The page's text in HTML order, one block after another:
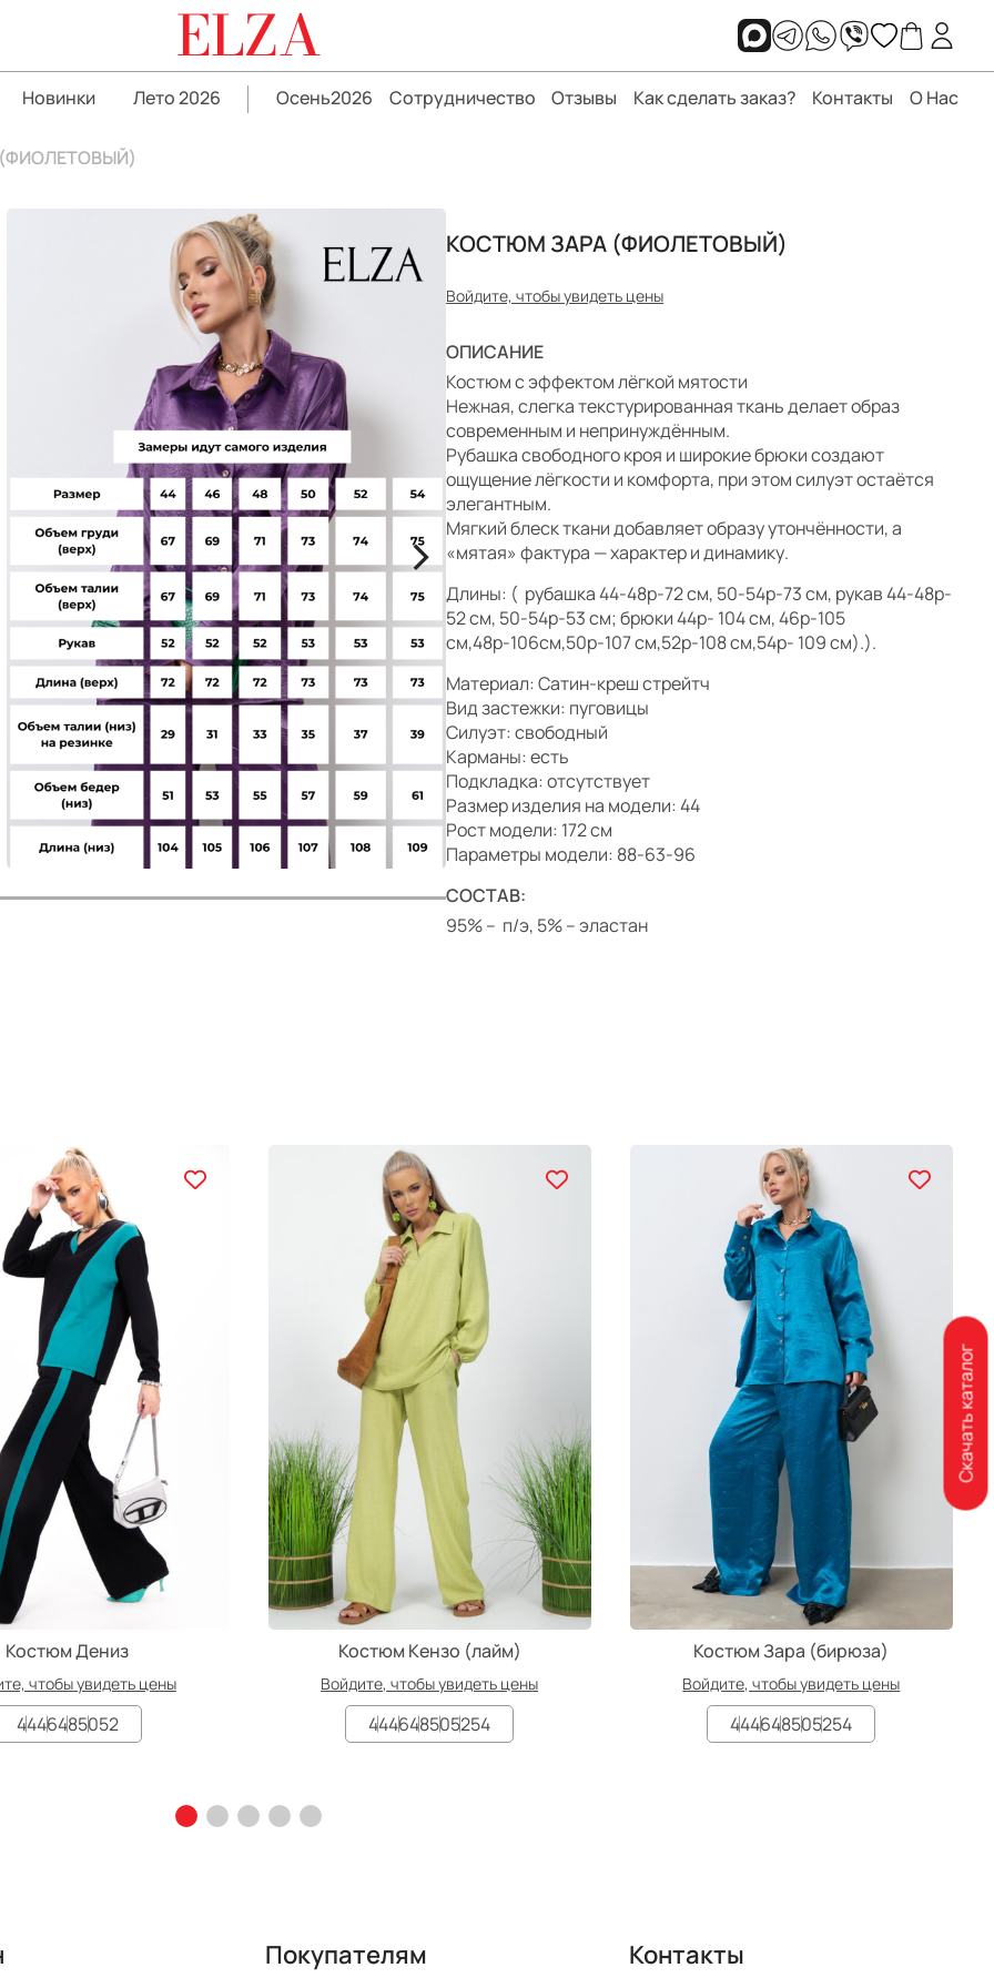
ELZA
Новинки Лето 2026 Осень2026 Сотрудничество Отзывы Как сделать заказ? Контакты О Нас
>
КОСТЮМ ЗАРА (ФИОЛЕТОВЫЙ)
Войдите, чтобы увидеть цены
ОПИСАНИЕ
Костюм с эффектом лёгкой мятости
Нежная, слегка текстурированная ткань делает образ
современным и непринуждённым.
Рубашка свободного кроя и широкие брюки создают
ощущение лёгкости и комфорта, при этом силуэт остаётся
элегантным.
Мягкий блеск ткани добавляет образу утончённости, а
«мятая» фактура — характер и динамику.
Длины: ( рубашка 44-48р-72 см, 50-54р-73 см, рукав 44-48р-
52 см, 50-54р-53 см; брюки 44р- 104 см, 46р-105
см,48р-106см,50р-107 см,52р-108 см,54р- 109 см).).
Материал: Сатин-креш стрейтч
Вид застежки: пуговицы
Силуэт: свободный
Карманы: есть
Подкладка: отсутствует
Размер изделия на модели: 44
Рост модели: 172 см
Параметры модели: 88-63-96
СОСТАВ:
95% – п/э, 5% – эластан
Костюм Дениз
чтобы увидеть цены
4446485052
Костюм Кензо (лайм)
Войдите, чтобы увидеть цены
444648505254
Костюм Зара (бирюза)
Войдите, чтобы увидеть цены
444648505254
Покупателям Контакты
Скачать каталог